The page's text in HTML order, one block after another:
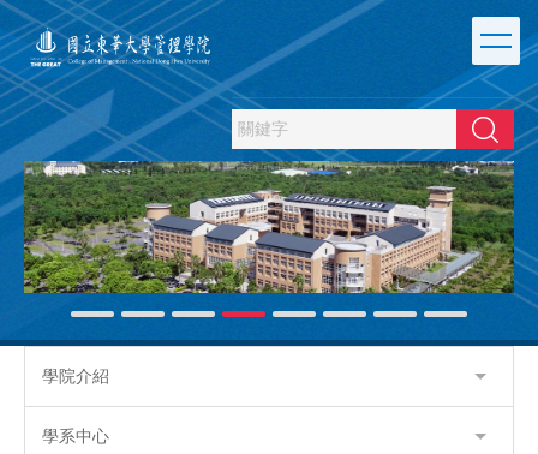
跳
到
主
要
內
容
區
搜尋
學院介紹
學系中心